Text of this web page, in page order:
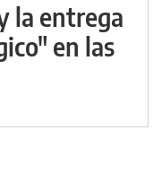
la entrega
en las